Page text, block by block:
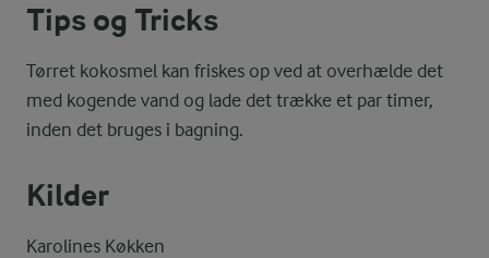
Tips og Tricks
Tørret kokosmel kan friskes op ved at overhælde det
med kogende vand og lade det trække et par timer,
inden det bruges i bagning.
Kilder
Karolines Køkken